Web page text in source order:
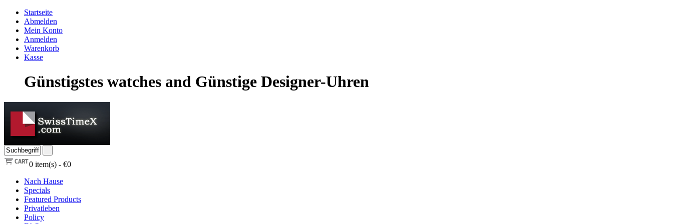
Startseite
Abmelden
Mein Konto
Anmelden
Warenkorb
Kasse
Günstigstes watches and Günstige Designer-Uhren
0 item(s) - €0
Nach Hause
Specials
Featured Products
Privatleben
Policy